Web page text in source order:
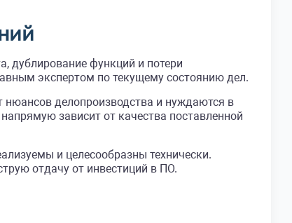
дублирование функций и потери
экспертом по текущему состоянию дел.
нюансов делопроизводства и нуждаются в
зависит от качества поставленной
и целесообразны технически.
отдачу от инвестиций в ПО.